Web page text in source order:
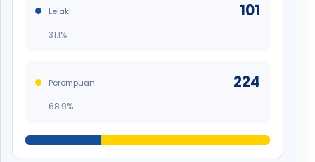
Lelaki 101
31.1%
Perempuan 224
68.9%